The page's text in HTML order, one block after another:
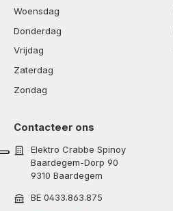
Woensdag
Donderdag
Vrijdag
Zaterdag
Zondag
Contacteer ons
Elektro Crabbe Spinoy
Baardegem-Dorp 90
9310 Baardegem
BE 0433.863.875